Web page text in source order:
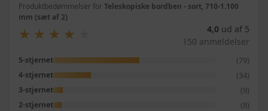
Produktbedømmelser forTeleskopiske bordben - sort, 710-1.100
mm (sæt af 2)
★
★ ★
★ ★
★ ★
★ 4,0 ud af 5
150 anmeldelser
5-stjernet (79)
4-stjernet (34)
3-stjernet (9)
2-stjernet (8)